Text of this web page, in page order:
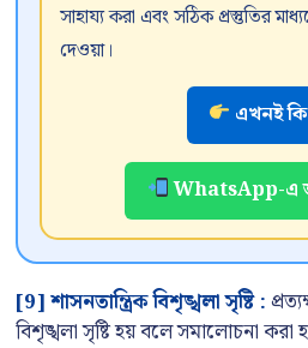
সাহায্য করা এবং সঠিক প্রস্তুতির
দেওয়া।
এখনই
WhatsApp-এ
[9] শাসনতান্ত্রিক বিশৃঙ্খলা সৃষ্টি :
বিশৃঙ্খলা সৃষ্টি হয় বলে সমালোচনা